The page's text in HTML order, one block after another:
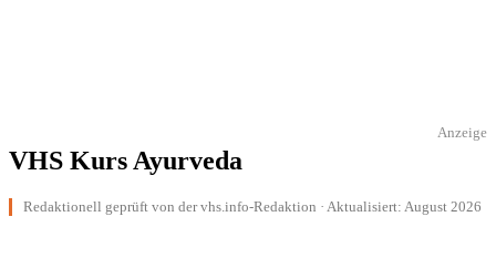
Anzeige
VHS Kurs Ayurveda
Redaktionell geprüft von der vhs.info-Redaktion · Aktualisiert: August 2026